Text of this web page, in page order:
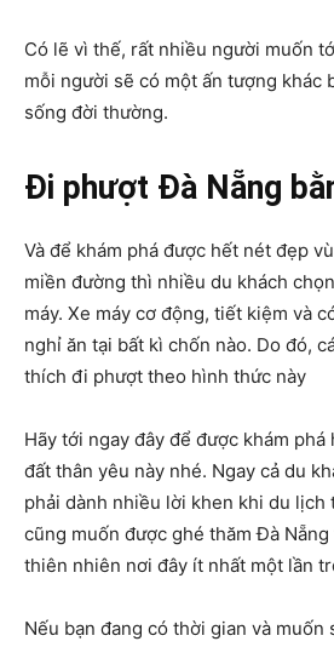
Có lẽ vì thế, rất nhiều người muốn
mỗi người sẽ có một ấn tượng khác
sống đời thường.
Đi phượt Đà Nẵng
Và để khám phá được hết nét đẹp
miền đường thì nhiều du khách
máy. Xe máy cơ động, tiết kiệm và
nghỉ ăn tại bất kì chốn nào. Do đó,
thích đi phượt theo hình thức này
Hãy tới ngay đây để được khám
đất thân yêu này nhé. Ngay cả du
phải dành nhiều lời khen khi du lịch
cũng muốn được ghé thăm Đà
thiên nhiên nơi đây ít nhất một lần
Nếu bạn đang có thời gian và muốn